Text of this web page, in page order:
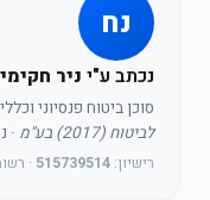
נח
נכתב ע"י ניר חקימי
סוכן ביטוח פנסיוני
לביטוח (2017) בע"מ
·
רישיון: 515739514
·